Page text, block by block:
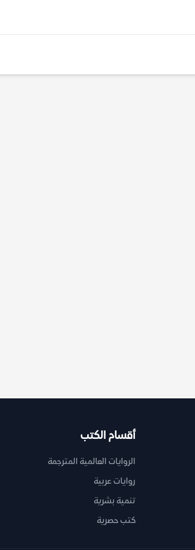
أقسام الكتب
الروايات العالمية المترجمة
روايات عربية
تنمية بشرية
كتب حصرية